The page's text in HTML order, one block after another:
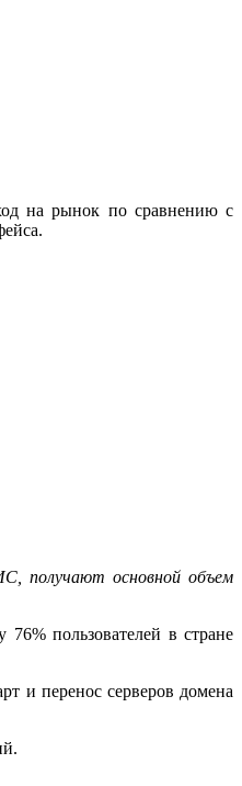
на рынок по сравнению с
получают основной объем
пользователей в стране
и перенос серверов домена